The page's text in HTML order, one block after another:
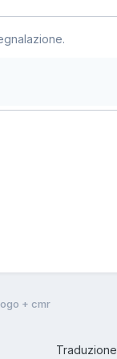
+ cmr
Traduzione